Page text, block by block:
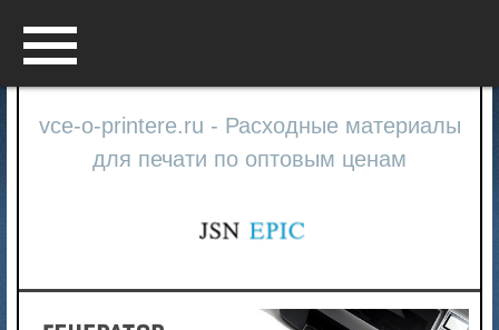
vce-o-printere.ru - Расходные материалы
для печати по оптовым ценам